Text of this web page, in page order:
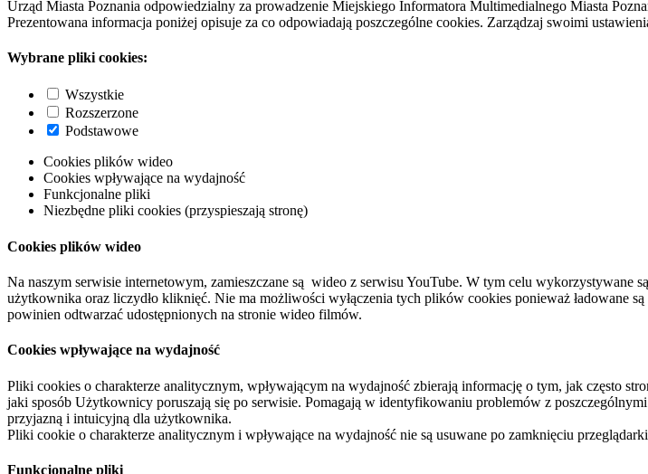
Urząd Miasta Poznania odpowiedzialny za prowadzenie Miejskiego Informatora Multimedialnego Miasta
Prezentowana informacja poniżej opisuje za co odpowiadają poszczególne cookies. Zarządzaj swoimi
Wybrane pliki cookies:
Wszystkie
Rozszerzone
Podstawowe
Cookies plików wideo
Cookies wpływające na wydajność
Funkcjonalne pliki
Niezbędne pliki cookies (przyspieszają stronę)
Cookies plików wideo
Na naszym serwisie internetowym, zamieszczane są wideo z serwisu YouTube. W tym celu wykorzystywane
użytkownika oraz liczydło kliknięć. Nie ma możliwości wyłączenia tych plików cookies ponieważ ładowane
powinien odtwarzać udostępnionych na stronie wideo filmów.
Cookies wpływające na wydajność
Pliki cookies o charakterze analitycznym, wpływającym na wydajność zbierają informację o tym, jak często
jaki sposób Użytkownicy poruszają się po serwisie. Pomagają w identyfikowaniu problemów z
przyjazną i intuicyjną dla użytkownika.
Pliki cookie o charakterze analitycznym i wpływające na wydajność nie są usuwane po zamknięciu
Funkcjonalne pliki